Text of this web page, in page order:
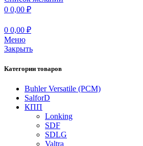
0 0,00 ₽
0 0,00 ₽
Меню
Закрыть
Категории товаров
Buhler Versatile (РСМ)
SalforD
КПП
Lonking
SDF
SDLG
Valtra